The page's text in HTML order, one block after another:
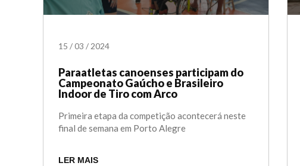
15 /03 / 2024
Paraatletas canoenses participam do
Campeonato Gaúcho e Brasileiro
Indoor de Tiro com Arco
Primeira etapa da competição acontecerá neste
final de semana em Porto Alegre
LER MAIS